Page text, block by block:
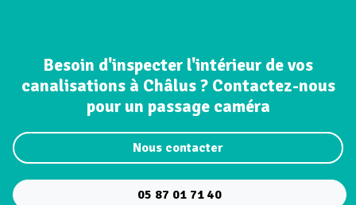
Besoin d'inspecter l'intérieur de vos
canalisations à Châlus ? Contactez-nous
pour un passage caméra
Nous contacter
05 87 01 71 40